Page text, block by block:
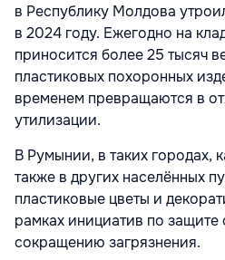
в Республику Молдова
в 2024 году. Ежегодно на
приносится более 25 тысяч
пластиковых похоронных
временем превращаются в
утилизации.
В Румынии, в таких городах,
также в других населённых
пластиковые цветы и
рамках инициатив по
сокращению загрязнения.